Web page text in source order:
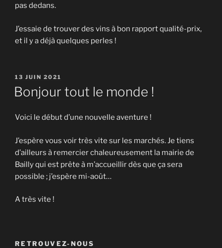
pas dedans.
J’essaie de trouver des vins à bon rapport qualité-prix,
et il y a déjà quelques perles !
PUBLIÉ
LE
13 JUIN 2021
Bonjour tout le monde !
Voici le début d’une nouvelle aventure !
J’espère vous voir très vite sur les marchés. Je tiens
d’ailleurs à remercier chaleureusement la mairie de
Bailly qui est prête à m’accueillir dès que ça sera
possible ; j’espère mi-août…
A très vite !
RETROUVEZ-NOUS